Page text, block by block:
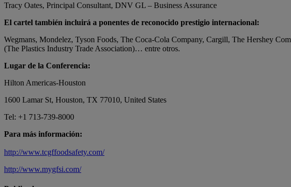
Tracy Oates, Principal Consultant, DNV GL – Business Assurance
El cartel también incluirá a ponentes de reconocido prestigio internacional:
Wegmans, Mondelez, Tyson Foods, The Coca-Cola Company, Cargill, The Hershey
(The Plastics Industry Trade Association)… entre otros.
Lugar de la Conferencia:
Hilton Americas-Houston
1600 Lamar St, Houston, TX 77010, United States
Tel: +1 713-739-8000
Para más información:
http://www.tcgffoodsafety.com/
http://www.mygfsi.com/